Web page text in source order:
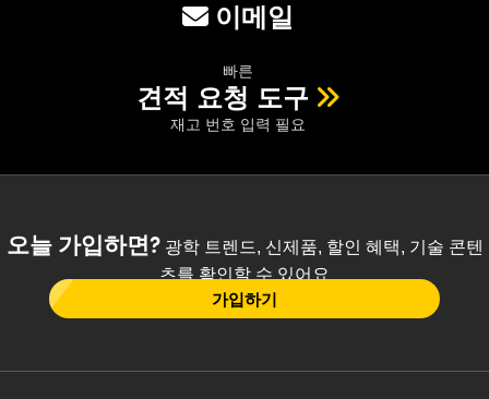
이메일
빠른
견적 요청 도구
재고 번호 입력 필요
오늘 가입하면?광학 트렌드, 신제품, 할인 혜택, 기술 콘텐
츠를 확인할 수 있어요
가입하기